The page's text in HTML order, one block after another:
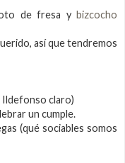
de fresa y bizcocho
así que tendremos
Ildefonso claro)
un cumple.
(qué sociables somos